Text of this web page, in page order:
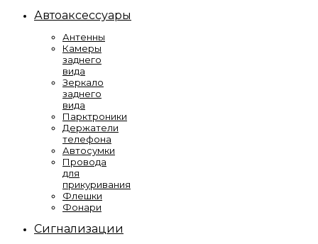
Автоаксессуары
Антенны
Камеры
заднего
вида
Зеркало
заднего
вида
Парктроники
Держатели
телефона
Автосумки
Провода
для
прикуривания
Флешки
Фонари
Сигнализации